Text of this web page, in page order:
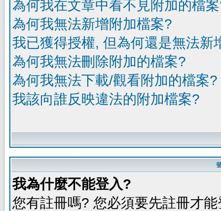
為何我在文章中看不見附加的檔
為何我無法新增附加檔案?
我已獲得授權, 但為何還是無法新
為何我無法刪除附加的檔案?
為何我無法下載/觀看附加的檔案?
我該向誰反映違法的附加檔案?
我為什麼不能登入?
您有註冊嗎? 您必須要先註冊才